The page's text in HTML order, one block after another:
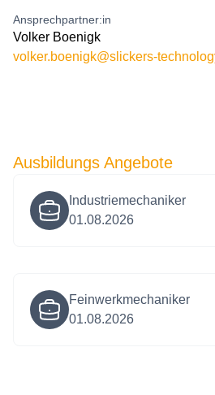
Ansprechpartner:in
Volker Boenigk
volker.boenigk@slickers-
Ausbildungs Angebote
Industriemechaniker
01.08.2026
Feinwerkmechaniker
01.08.2026